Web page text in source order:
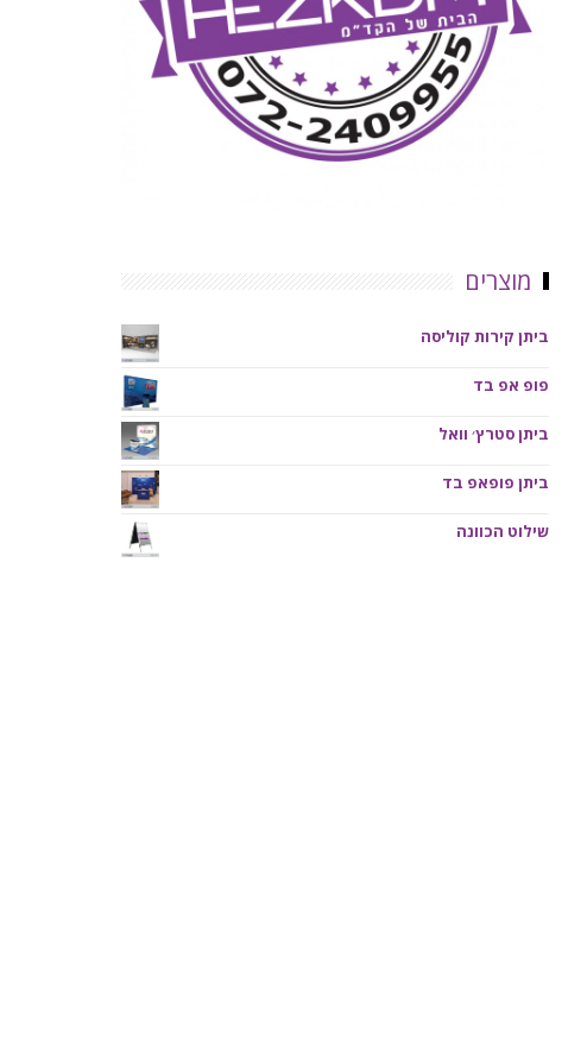
מוצרים
ביתן קירות קוליסה
פופ אפ בד
ביתן סטרץ׳ וואל
ביתן פופאפ בד
שילוט הכוונה